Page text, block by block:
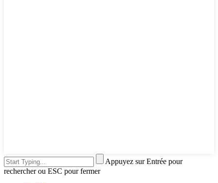
Appuyez sur Entrée pour
rechercher ou ESC pour fermer